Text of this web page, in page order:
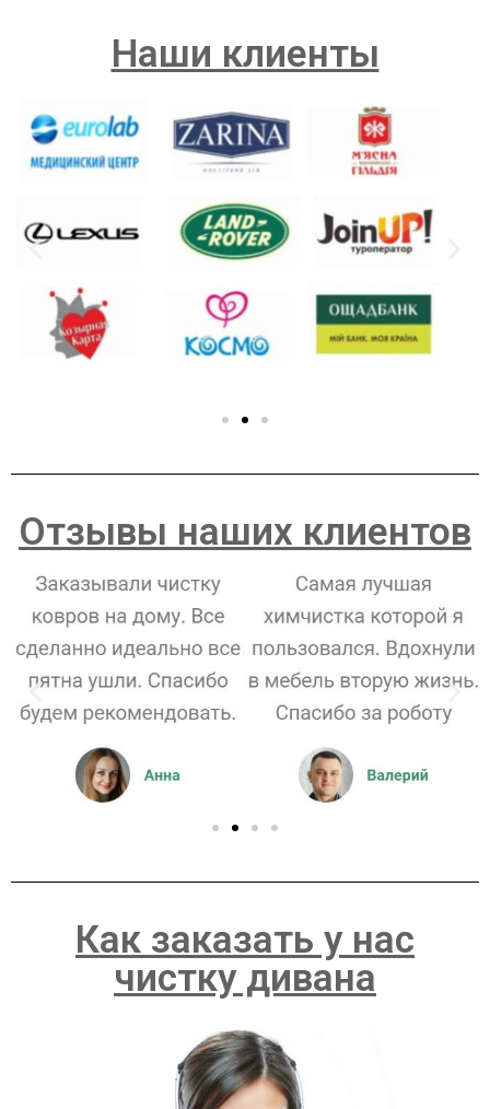
Наши клиенты
Отзывы наших клиентов
Как заказать у нас
чистку дивана